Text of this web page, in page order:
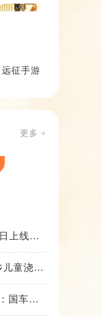
远征手游
更多 +
上线，
童浇筑
国车喜